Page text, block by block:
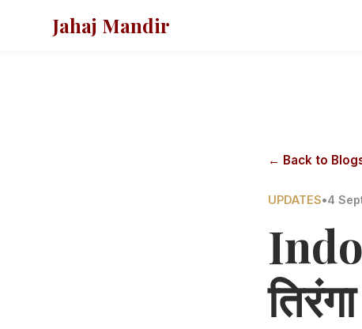
Jahaj Mandir
← Back to
UPDATES•4